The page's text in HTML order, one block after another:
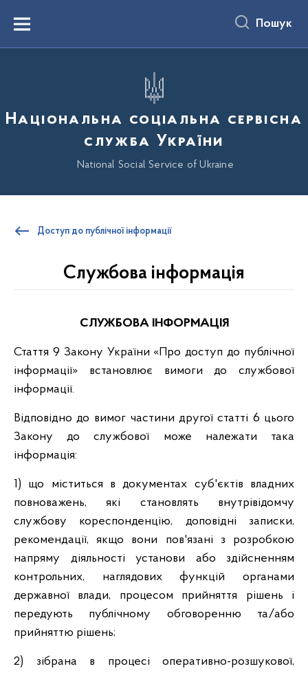
вмістуMenu Пошук
Національна соціальна сервісна
служба України
National Social Service of Ukraine
Доступ до публічної інформації
Службова інформація
СЛУЖБОВА ІНФОРМАЦІЯ
Стаття 9 Закону України «Про доступ до публічної
інформації» встановлює вимоги до службової
інформації.
Відповідно до вимог частини другої статті 6 цього
Закону до службової може належати така
інформація:
1) що міститься в документах суб'єктів владних
повноважень, які становлять внутрівідомчу
службову кореспонденцію, доповідні записки,
рекомендації, якщо вони пов'язані з розробкою
напряму діяльності установи або здійсненням
контрольних, наглядових функцій органами
державної влади, процесом прийняття рішень і
передують публічному обговоренню та/або
прийняттю рішень;
2) зібрана в процесі оперативно-розшукової,